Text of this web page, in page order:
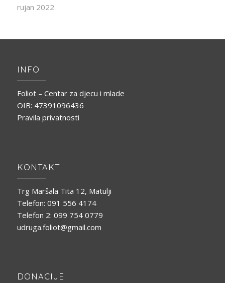
rujan 2022
INFO
Foliot – Centar za djecu i mlade
OIB: 47391096436
Pravila privatnosti
KONTAKT
Trg Maršala Tita 12, Matulji
Telefon: 091 556 4174
Telefon 2: 099 754 0779
udruga.foliot@gmail.com
DONACIJE